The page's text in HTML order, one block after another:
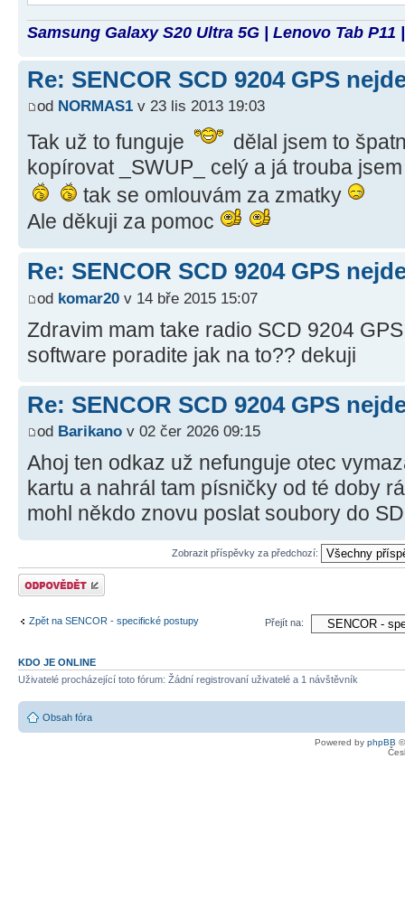
Samsung Galaxy S20 Ultra 5G | Lenovo Tab P11
Re: SENCOR SCD 9204 GPS
od NORMAS1 v 23 lis 2013 19:03
Tak už to funguje
dělal jsem to
kopírovat _SWUP_ celý a já trouba
tak se omlouvám za zmatky
Ale děkuji za pomoc
Re: SENCOR SCD 9204 GPS
od komar20 v 14 bře 2015 15:07
Zdravim mam take radio SCD 9204
software poradite jak na to?? dekuji
Re: SENCOR SCD 9204 GPS
od Barikano v 02 čer 2026 09:15
Ahoj ten odkaz už nefunguje otec
kartu a nahrál tam písničky od té doby
mohl někdo znovu poslat soubory do
Zobrazit příspěvky za předchozí:
Odeslat odpověď
Zpět na SENCOR - specifické postupy Přejít na:
KDO JE ONLINE
Uživatelé procházející toto fórum: Žádní registrovaní uživatelé a 1 návštěvník
Obsah fóra
Powered by phpBB